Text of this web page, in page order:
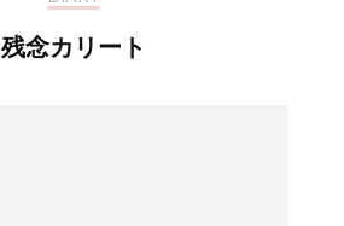
残念カリート